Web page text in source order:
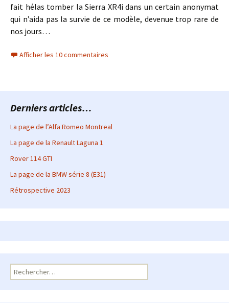
fait hélas tomber la Sierra XR4i dans un certain anonymat
qui n’aida pas la survie de ce modèle, devenue trop rare de
nos jours…
Afficher les 10 commentaires
Derniers articles…
La page de l’Alfa Romeo Montreal
La page de la Renault Laguna 1
Rover 114 GTI
La page de la BMW série 8 (E31)
Rétrospective 2023
Rechercher :